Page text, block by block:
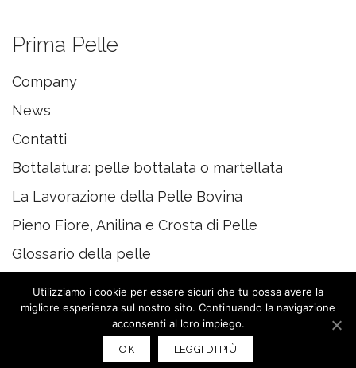
Prima Pelle
Company
News
Contatti
Bottalatura: pelle bottalata o martellata
La Lavorazione della Pelle Bovina
Pieno Fiore, Anilina e Crosta di Pelle
Glossario della pelle
© 2020 PRIMAPELLE
Utilizziamo i cookie per essere sicuri che tu possa avere la
migliore esperienza sul nostro sito. Continuando la navigazione
acconsenti al loro impiego.
OK LEGGI DI PIÙ